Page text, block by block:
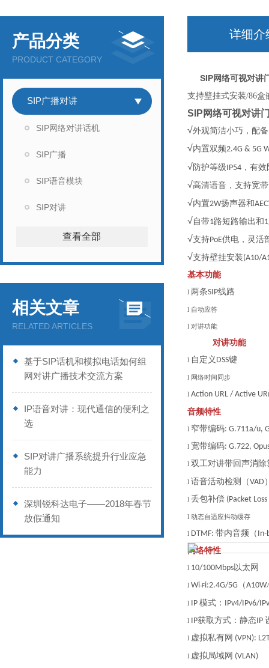
产品分类
PRODUCT CATEGORY
SIP广播对讲
SIP网络对讲话机
SIP广播
SIP语音模块
SIP对讲
查看全部
相关文章
RELATED ARTICLES
基于SIP话机和模拟电话如何组
网对讲广播技术交流方案
IP语音对讲：现代通信的便利之
选
SIP对讲广播系统提升行业应急
能力
深圳锐科达电子——2018年春节
放假通知
详细介
SIP网络可视对讲
支持壁挂式安装/86
SIP网络可视对讲
√外观简洁小巧，配备
√内置双频2.4G & 5G
√防护等级IP54 ，有
√高清语音，支持宽
√内置2W扬声器和AEC
√自带1路短路输出和 1
√支持PoE供电，灵活
√支持壁挂安装(A10/
基本功能
l 两条SIP线路
l 自动应答
l 对讲功能
对讲功能
l 自定义 DSS键
l 网络时间同步
l Action URL / Active UR
音频特性
l 窄带编码: G.711a/u,
l 宽带编码: G.722,
l 双工对讲带回声消除
l 语音活动检测（VAD
l 丢包补偿 (Packet
l 动态自适应抖动缓存
l DTMF: 带内音频（ In-
网络特性
l 10/100Mbps以太网
l Wi-Fi:2.4G/5G （A10W
l IP 模式： IPv4/IPv6/
l IP获取方式：静态IP
l 虚拟私有网 (VPN):
l 虚拟局域网 (VLAN)